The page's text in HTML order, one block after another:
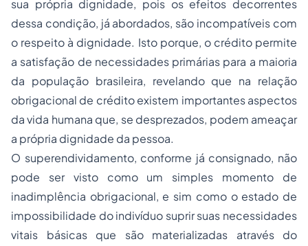
sua própria dignidade, pois os efeitos decorrentes
dessa condição, já abordados, são incompatíveis com
o respeito à dignidade. Isto porque, o crédito permite
a satisfação de necessidades primárias para a maioria
da população brasileira, revelando que na relação
obrigacional de crédito existem importantes aspectos
da vida humana que, se desprezados, podem ameaçar
a própria dignidade da pessoa.
O superendividamento, conforme já consignado, não
pode ser visto como um simples momento de
inadimplência obrigacional, e sim como o estado de
impossibilidade do indivíduo suprir suas necessidades
vitais básicas que são materializadas através do